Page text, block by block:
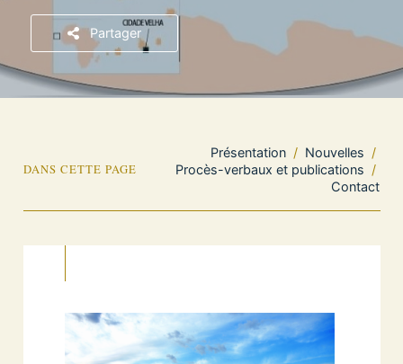
Partager
DANS CETTE PAGE
Présentation / Nouvelles /
Procès-verbaux et publications /
Contact